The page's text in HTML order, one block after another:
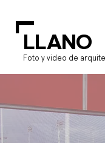
L
LLANO
Foto y video de